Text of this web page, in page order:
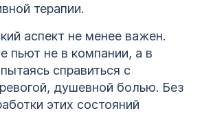
терапии.
аспект не менее важен.
пьют не в компании, а в
справиться с
душевной болью. Без
этих состояний